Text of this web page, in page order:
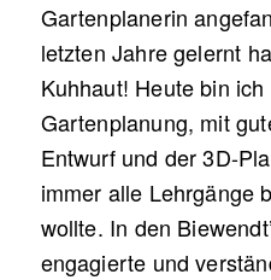
Gartenplanerin
letzten Jahre gelernt
Kuhhaut! Heute bin
Gartenplanung, mit
Entwurf und der 3D-
immer alle Lehrgänge
wollte. In den
engagierte und